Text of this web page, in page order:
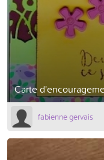
Carte
fabienne gervais